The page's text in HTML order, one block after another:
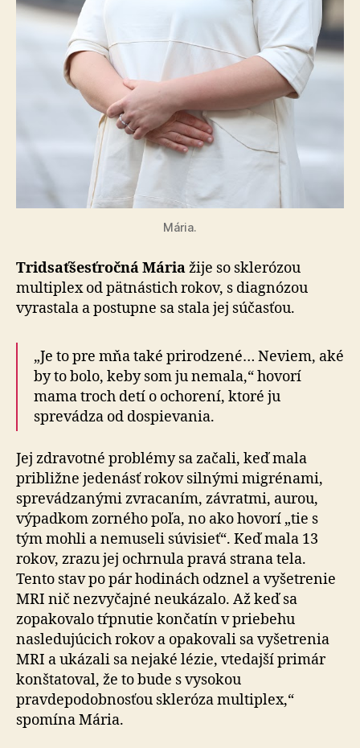
Mária.
Tridsaťšesťročná Máriažije so sklerózou
multiplex od pätnástich rokov, s diagnózou
vyrastala a postupne sa stala jej súčasťou.
„Je to pre mňa také prirodzené… Neviem, aké
by to bolo, keby som ju nemala,“ hovorí
mama troch detí o ochorení, ktoré ju
sprevádza od dospievania.
Jej zdravotné problémy sa začali, keď mala
približne jedenásť rokov silnými migrénami,
sprevádzanými zvracaním, závratmi, aurou,
výpadkom zorného poľa, no ako hovorí „tie s
tým mohli a nemuseli súvisieť“. Keď mala 13
rokov, zrazu jej ochrnula pravá strana tela.
Tento stav po pár hodinách odznel a vyšetrenie
MRI nič nezvyčajné neukázalo. Až keď sa
zopakovalo tŕpnutie končatín v priebehu
nasledujúcich rokov a opakovali sa vyšetrenia
MRI a ukázali sa nejaké lézie, vtedajší primár
konštatoval, že to bude s vysokou
pravdepodobnosťou skleróza multiplex,“
spomína Mária.